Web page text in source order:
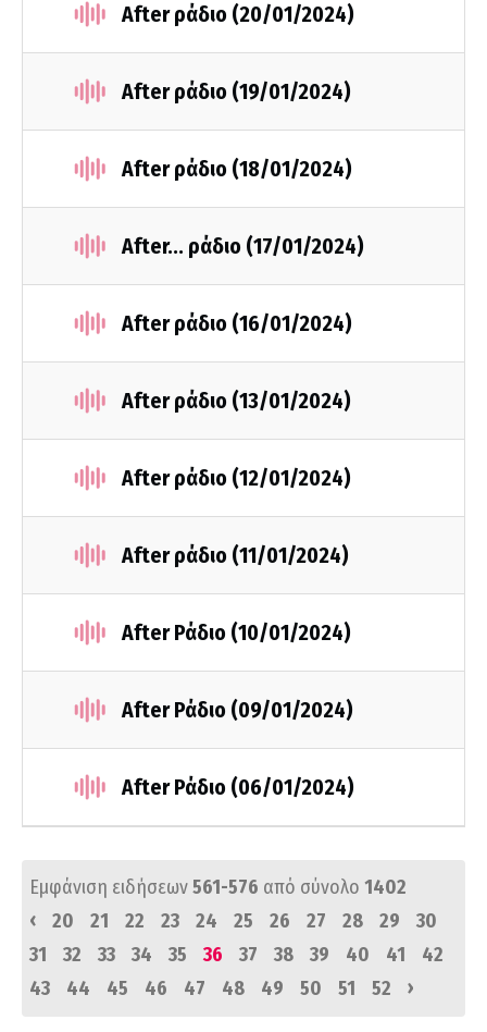
After ράδιο (20/01/2024)
After ράδιο (19/01/2024)
After ράδιο (18/01/2024)
After... ράδιο (17/01/2024)
After ράδιο (16/01/2024)
After ράδιο (13/01/2024)
After ράδιο (12/01/2024)
After ράδιο (11/01/2024)
After Ράδιο (10/01/2024)
After Ράδιο (09/01/2024)
After Ράδιο (06/01/2024)
Εμφάνιση ειδήσεων561-576 από σύνολο 1402
‹
20 21 22 23 24 25 26 27 28 29
30
31
32 33 34 35 36 37 38 39 40 41
42
43
44 45 46 47 48 49 50 51 52 ›